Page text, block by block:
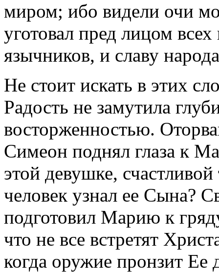
миром; ибо видели очи
уготовал пред лицом
язычников, и славу
Не стоит искать в этих
Радость не замутила
восторженностью.
Симеон поднял глаза к
этой девушке,
человек узнал ее Сына?
подготовил Марию к
что не все встретят
когда оружие пронзит